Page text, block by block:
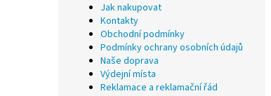
Jak nakupovat
Kontakty
Obchodní podmínky
Podmínky ochrany osobních údajů
Naše doprava
Výdejní místa
Reklamace a reklamační řád